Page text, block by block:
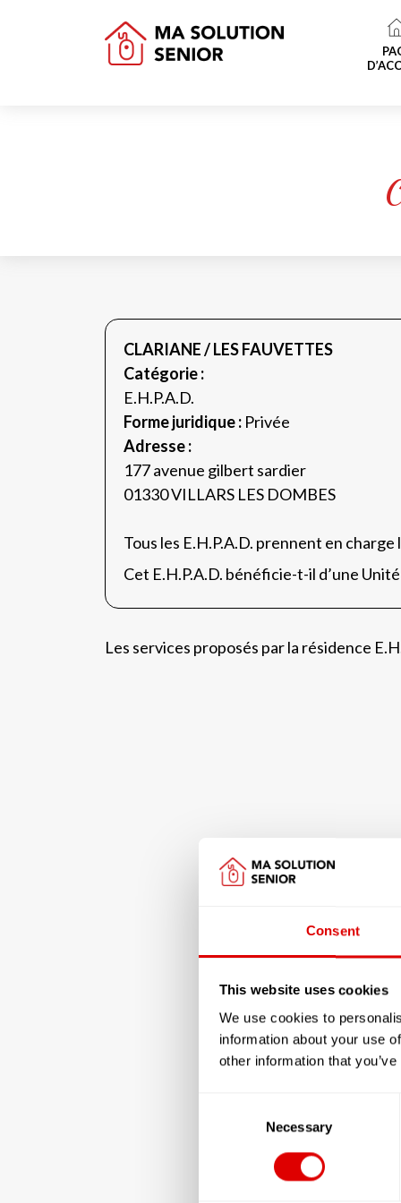
Consent
This website uses cookies
We use cookies to
information about your use
other information that
Necessary
CLARIANE / LES FAUVETTES
Catégorie :
E.H.P.A.D.
Forme juridique : Privée
Adresse :
177 avenue gilbert sardier
01330 VILLARS LES DOMBES
Tous les E.H.P.A.D. prennent en
Cet E.H.P.A.D. bénéficie-t-il d’une
Les services proposés par la résidence